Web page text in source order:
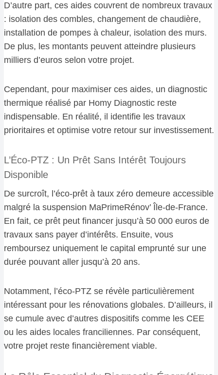
D’autre part, ces aides couvrent de nombreux travaux
: isolation des combles, changement de chaudière,
installation de pompes à chaleur, isolation des murs.
De plus, les montants peuvent atteindre plusieurs
milliers d’euros selon votre projet.
Cependant, pour maximiser ces aides, un diagnostic
thermique réalisé par Homy Diagnostic reste
indispensable. En réalité, il identifie les travaux
prioritaires et optimise votre retour sur investissement.
L’Éco-PTZ : Un Prêt Sans Intérêt Toujours
Disponible
De surcroît, l’éco-prêt à taux zéro demeure accessible
malgré la suspension MaPrimeRénov’ Île-de-France.
En fait, ce prêt peut financer jusqu’à 50 000 euros de
travaux sans payer d’intérêts. Ensuite, vous
remboursez uniquement le capital emprunté sur une
durée pouvant aller jusqu’à 20 ans.
Notamment, l’éco-PTZ se révèle particulièrement
intéressant pour les rénovations globales. D’ailleurs, il
se cumule avec d’autres dispositifs comme les CEE
ou les aides locales franciliennes. Par conséquent,
votre projet reste financièrement viable.